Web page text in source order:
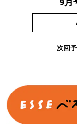
9月
次回